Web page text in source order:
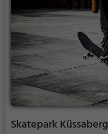
Skatepark Küssaberg